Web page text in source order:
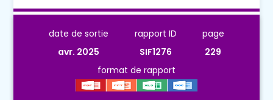
date de sortie
avr. 2025
rapport ID
SIF1276
page
229
format de rapport